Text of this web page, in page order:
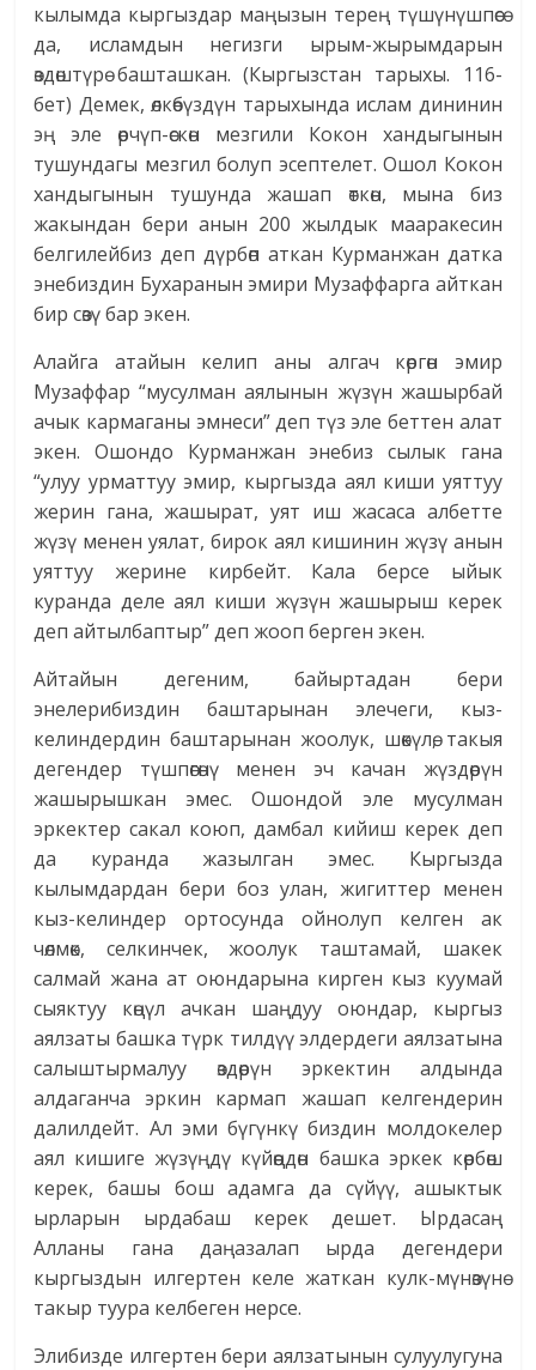
кылымда кыргыздар маңызын терең түшүнүшпөсө
да, исламдын негизги ырым-жырымдарын
өздөштүрө башташкан. (Кыргызстан тарыхы. 116-
бет) Демек, өлкөбүздүн тарыхында ислам дининин
эң эле өрчүп-өскөн мезгили Кокон хандыгынын
тушундагы мезгил болуп эсептелет. Ошол Кокон
хандыгынын тушунда жашап өткөн, мына биз
жакындан бери анын 200 жылдык мааракесин
белгилейбиз деп дүрбөп аткан Курманжан датка
энебиздин Бухаранын эмири Музаффарга айткан
бир сөзү бар экен.
Алайга атайын келип аны алгач көргөн эмир
Музаффар “мусулман аялынын жүзүн жашырбай
ачык кармаганы эмнеси” деп түз эле беттен алат
экен. Ошондо Курманжан энебиз сылык гана
“улуу урматтуу эмир, кыргызда аял киши уяттуу
жерин гана, жашырат, уят иш жасаса албетте
жүзү менен уялат, бирок аял кишинин жүзү анын
уяттуу жерине кирбейт. Кала берсе ыйык
куранда деле аял киши жүзүн жашырыш керек
деп айтылбаптыр” деп жооп берген экен.
Айтайын дегеним, байыртадан бери
энелерибиздин баштарынан элечеги, кыз-
келиндердин баштарынан жоолук, шөкүлө, такыя
дегендер түшпөгөнү менен эч качан жүздөрүн
жашырышкан эмес. Ошондой эле мусулман
эркектер сакал коюп, дамбал кийиш керек деп
да куранда жазылган эмес. Кыргызда
кылымдардан бери боз улан, жигиттер менен
кыз-келиндер ортосунда ойнолуп келген ак
чөлмөк, селкинчек, жоолук таштамай, шакек
салмай жана ат оюндарына кирген кыз куумай
сыяктуу көңүл ачкан шаңдуу оюндар, кыргыз
аялзаты башка түрк тилдүү элдердеги аялзатына
салыштырмалуу өздөрүн эркектин алдында
алдаганча эркин кармап жашап келгендерин
далилдейт. Ал эми бүгүнкү биздин молдокелер
аял кишиге жүзүңдү күйөөңдөн башка эркек көрбөш
керек, башы бош адамга да сүйүү, ашыктык
ырларын ырдабаш керек дешет. Ырдасаң
Алланы гана даңазалап ырда дегендери
кыргыздын илгертен келе жаткан кулк-мүнөзүнө
такыр туура келбеген нерсе.
Элибизде илгертен бери аялзатынын сулуулугуна